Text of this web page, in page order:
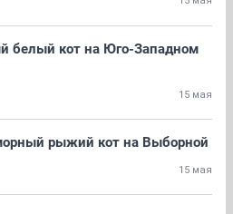
белый кот на Юго-Западном
15 мая
рыжий кот на Выборной
15 мая